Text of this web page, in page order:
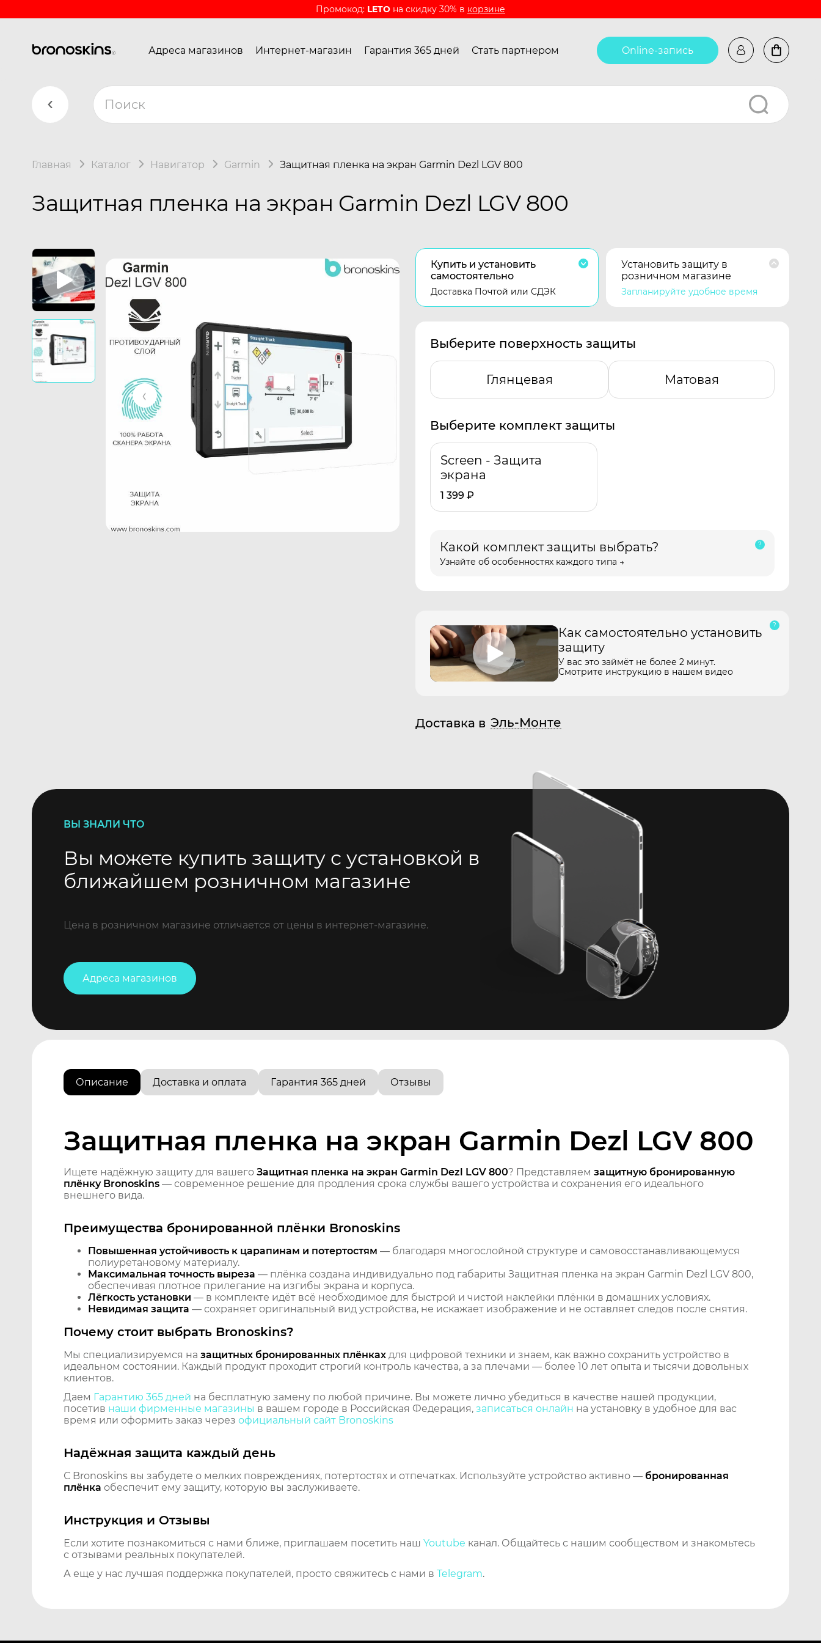
Промокод: LETO на скидку 30% в корзине
Адреса магазинов Интернет-магазин Гарантия 365 дней Стать партнером Online-запись
Главная Каталог Навигатор Garmin Защитная пленка на экран Garmin Dezl LGV 800
Защитная пленка на экран Garmin Dezl LGV 800
Купить и установить
самостоятельно
Доставка Почтой или СДЭК
Установить защиту в
розничном магазине
Запланируйте удобное время
Выберите поверхность защиты
Глянцевая Матовая
Выберите комплект защиты
Screen - Защита
экрана
1 399 ₽
Какой комплект защиты выбрать?
Узнайте об особенностях каждого типа →
Как самостоятельно установить
защиту
У вас это займёт не более 2 минут.
Смотрите инструкцию в нашем видео
Доставка в Эль-Монте
ВЫ ЗНАЛИ ЧТО
Вы можете купить защиту с установкой в
ближайшем розничном магазине
Цена в розничном магазине отличается от цены в интернет-магазине.
Адреса магазинов
Описание Доставка и оплата Гарантия 365 дней Отзывы
Защитная пленка на экран Garmin Dezl LGV 800
Ищете надёжную защиту для вашего Защитная пленка на экран Garmin Dezl LGV 800? Представляем защитную бронированную
плёнку Bronoskins — современное решение для продления срока службы вашего устройства и сохранения его идеального
внешнего вида.
Преимущества бронированной плёнки Bronoskins
Повышенная устойчивость к царапинам и потертостям — благодаря многослойной структуре и самовосстанавливающемуся
полиуретановому материалу.
Максимальная точность выреза — плёнка создана индивидуально под габариты Защитная пленка на экран Garmin Dezl LGV 800,
обеспечивая плотное прилегание на изгибы экрана и корпуса.
Лёгкость установки — в комплекте идёт всё необходимое для быстрой и чистой наклейки плёнки в домашних условиях.
Невидимая защита — сохраняет оригинальный вид устройства, не искажает изображение и не оставляет следов после снятия.
Почему стоит выбрать Bronoskins?
Мы специализируемся на защитных бронированных плёнках для цифровой техники и знаем, как важно сохранить устройство в
идеальном состоянии. Каждый продукт проходит строгий контроль качества, а за плечами — более 10 лет опыта и тысячи довольных
клиентов.
Даем Гарантию 365 дней на бесплатную замену по любой причине. Вы можете лично убедиться в качестве нашей продукции,
посетив наши фирменные магазины в вашем городе в Российская Федерация, записаться онлайн на установку в удобное для вас
время или оформить заказ через официальный сайт Bronoskins
Надёжная защита каждый день
С Bronoskins вы забудете о мелких повреждениях, потертостях и отпечатках. Используйте устройство активно — бронированная
плёнка обеспечит ему защиту, которую вы заслуживаете.
Инструкция и Отзывы
Если хотите познакомиться с нами ближе, приглашаем посетить наш Youtube канал. Общайтесь с нашим сообществом и знакомьтесь
с отзывами реальных покупателей.
А еще у нас лучшая поддержка покупателей, просто свяжитесь с нами в Telegram.